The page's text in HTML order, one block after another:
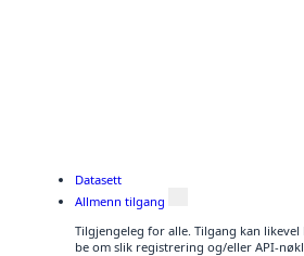
Datasett
Allmenn tilgang
Tilgjengeleg for alle. Tilgang kan
be om slik registrering og/eller API-